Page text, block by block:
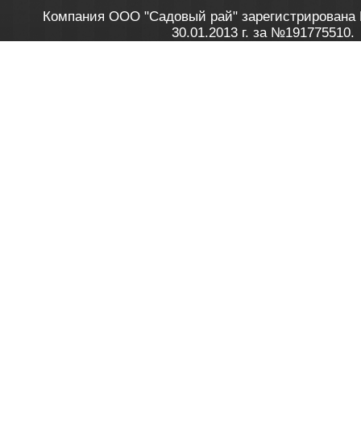
Компания ООО "Садовый рай" зарегистрирована
30.01.2013 г. за №191775510.